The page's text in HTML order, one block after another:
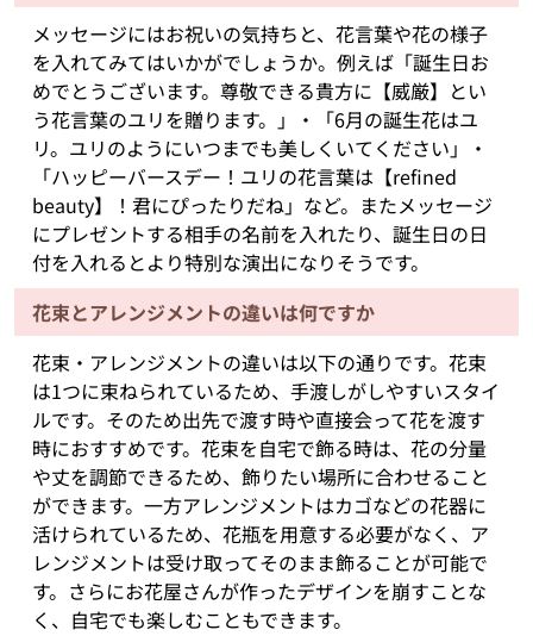
メッセージにはお祝いの気持ちと、花言葉や花の様子
を入れてみてはいかがでしょうか。例えば「誕生日お
めでとうございます。尊敬できる貴方に【威厳】とい
う花言葉のユリを贈ります。」・「6月の誕生花はユ
リ。ユリのようにいつまでも美しくいてください」・
「ハッピーバースデー！ユリの花言葉は【refined
beauty】！君にぴったりだね」など。またメッセージ
にプレゼントする相手の名前を入れたり、誕生日の日
付を入れるとより特別な演出になりそうです。
花束とアレンジメントの違いは何ですか
花束・アレンジメントの違いは以下の通りです。花束
は1つに束ねられているため、手渡しがしやすいスタイ
ルです。そのため出先で渡す時や直接会って花を渡す
時におすすめです。花束を自宅で飾る時は、花の分量
や丈を調節できるため、飾りたい場所に合わせること
ができます。一方アレンジメントはカゴなどの花器に
活けられているため、花瓶を用意する必要がなく、ア
レンジメントは受け取ってそのまま飾ることが可能で
す。さらにお花屋さんが作ったデザインを崩すことな
く、自宅でも楽しむこともできます。